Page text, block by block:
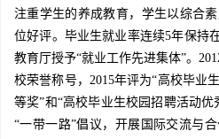
注重学生的养成教育，学生以综合
位好评。毕业生就业率连续5年保持
教育厅授予“就业工作先进集体”。
校荣誉称号，2015年评为“高校毕业
等奖”和“高校毕业生校园招聘活动
“一带一路”倡议，开展国际交流与